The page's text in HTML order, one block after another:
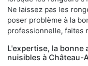
Ne laissez pas les
poser problème à la
professionnelle, faites
L'expertise, la bonne
nuisibles à Château-